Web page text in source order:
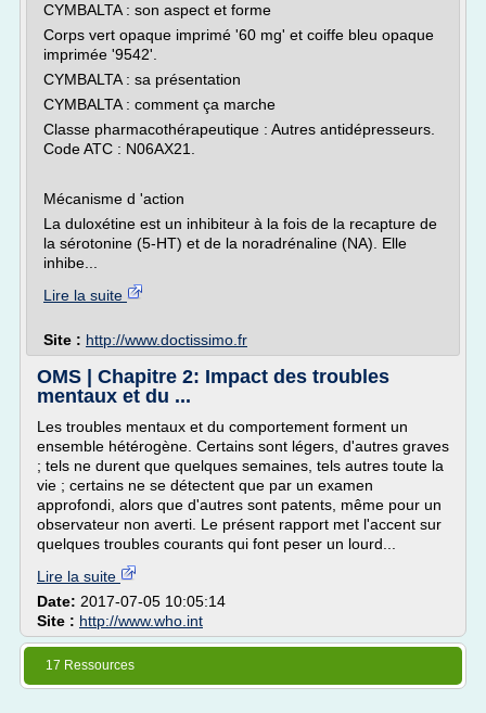
CYMBALTA : son aspect et forme
Corps vert opaque imprimé '60 mg' et coiffe bleu opaque
imprimée '9542'.
CYMBALTA : sa présentation
CYMBALTA : comment ça marche
Classe pharmacothérapeutique : Autres antidépresseurs.
Code ATC : N06AX21.
Mécanisme d 'action
La duloxétine est un inhibiteur à la fois de la recapture de
la sérotonine (5-HT) et de la noradrénaline (NA). Elle
inhibe...
Lire la suite
Site : http://www.doctissimo.fr
OMS | Chapitre 2: Impact des troubles
mentaux et du ...
Les troubles mentaux et du comportement forment un
ensemble hétérogène. Certains sont légers, d'autres graves
; tels ne durent que quelques semaines, tels autres toute la
vie ; certains ne se détectent que par un examen
approfondi, alors que d'autres sont patents, même pour un
observateur non averti. Le présent rapport met l'accent sur
quelques troubles courants qui font peser un lourd...
Lire la suite
Date: 2017-07-05 10:05:14
Site : http://www.who.int
17 Ressources